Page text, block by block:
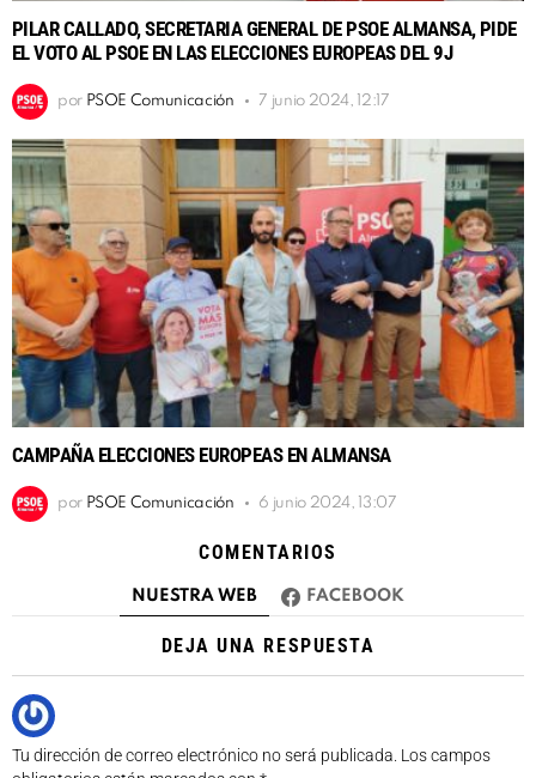
PILAR CALLADO, SECRETARIA GENERAL DE PSOE ALMANSA, PIDE
EL VOTO AL PSOE EN LAS ELECCIONES EUROPEAS DEL 9J
por PSOE Comunicación 7 junio 2024, 12:17
CAMPAÑA ELECCIONES EUROPEAS EN ALMANSA
por PSOE Comunicación 6 junio 2024, 13:07
COMENTARIOS
NUESTRA WEB FACEBOOK
DEJA UNA RESPUESTA
Tu dirección de correo electrónico no será publicada. Los campos